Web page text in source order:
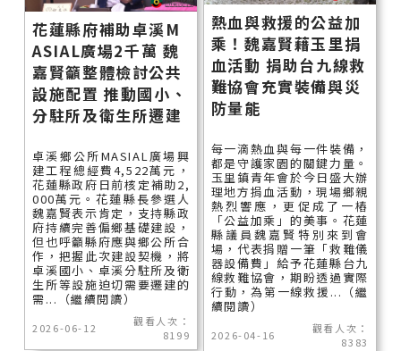
花蓮縣府補助卓溪M
ASIAL廣場2千萬 魏
嘉賢籲整體檢討公共
設施配置 推動國小、
分駐所及衛生所遷建
卓溪鄉公所MASIAL廣場興
建工程總經費4,522萬元，
花蓮縣政府日前核定補助2,
000萬元。花蓮縣長參選人
魏嘉賢表示肯定，支持縣政
府持續完善偏鄉基礎建設，
但也呼籲縣府應與鄉公所合
作，把握此次建設契機，將
卓溪國小、卓溪分駐所及衛
生所等設施迫切需要遷建的
需...（繼續閱讀）
2026-06-12
觀看人次：
8199
熱血與救援的公益加
乘！魏嘉賢藉玉里捐
血活動 捐助台九線救
難協會充實裝備與災
防量能
每一滴熱血與每一件裝備，
都是守護家園的關鍵力量。
玉里鎮青年會於今日盛大辦
理地方捐血活動，現場鄉親
熱烈響應，更促成了一樁
「公益加乘」的美事。花蓮
縣議員魏嘉賢特別來到會
場，代表捐贈一筆「救難儀
器設備費」給予花蓮縣台九
線救難協會，期盼透過實際
行動，為第一線救援...（繼
續閱讀）
2026-04-16
觀看人次：
8383